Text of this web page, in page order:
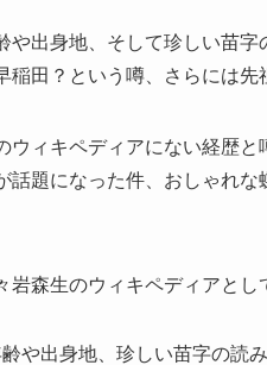
や出身地、そして珍しい苗
稲田？という噂、さらには
ウィキペディアにない経歴
話題になった件、おしゃれ
岩森生のウィキペディアとし
や出身地、珍しい苗字の読